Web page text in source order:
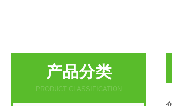
产品分类
PRODUCT CLASSIFICATION